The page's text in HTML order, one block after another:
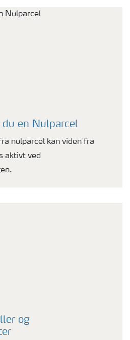
en Nulparcel
nulparcel kan viden fra
aktivt ved
og